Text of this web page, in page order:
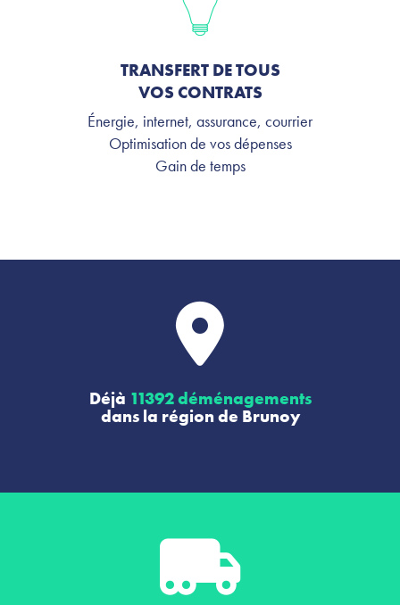
TRANSFERT DE TOUS
VOS CONTRATS
Énergie, internet, assurance, courrier
Optimisation de vos dépenses
Gain de temps
Déjà 11392 déménagements
dans la région de Brunoy